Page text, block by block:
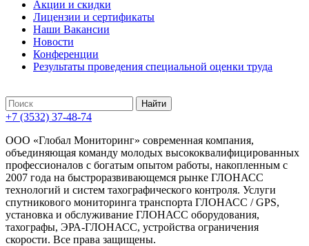
Акции и скидки
Лицензии и сертификаты
Наши Вакансии
Новости
Конференции
Результаты проведения специальной оценки труда
+7 (3532) 37-48-74
ООО «Глобал Мониторинг» современная компания,
объединяющая команду молодых высококвалифицированных
профессионалов с богатым опытом работы, накопленным с
2007 года на быстроразвивающемся рынке ГЛОНАСС
технологий и систем тахографического контроля. Услуги
спутникового мониторинга транспорта ГЛОНАСС / GPS,
установка и обслуживание ГЛОНАСС оборудования,
тахографы, ЭРА-ГЛОНАСС, устройства ограничения
скорости. Все права защищены.